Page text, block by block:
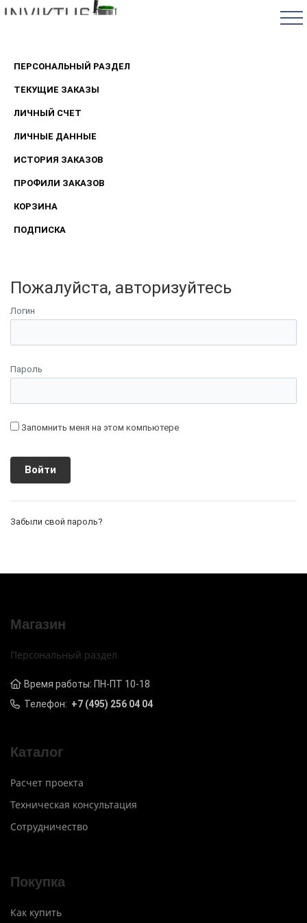
ПЕРСОНАЛЬНЫЙ РАЗДЕЛ
ТЕКУЩИЕ ЗАКАЗЫ
ЛИЧНЫЙ СЧЕТ
ЛИЧНЫЕ ДАННЫЕ
ИСТОРИЯ ЗАКАЗОВ
ПРОФИЛИ ЗАКАЗОВ
КОРЗИНА
ПОДПИСКА
Пожалуйста, авторизуйтесь
Логин
Пароль
Запомнить меня на этом компьютере
Забыли свой пароль?
Магазин
Персональный раздел
Время работы: ПН-ПТ 10-18
Телефон: +7 (495) 256 04 04
Каталог
Расчет проекта
Техническая консультация
Сотрудничество
Покупка
Как купить